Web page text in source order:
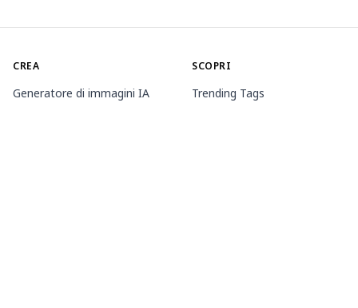
CREA
Generatore di immagini IA
SCOPRI
Trending Tags